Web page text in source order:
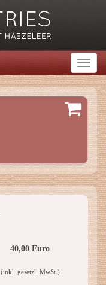
40,00 Euro
(inkl. gesetzl. MwSt.)